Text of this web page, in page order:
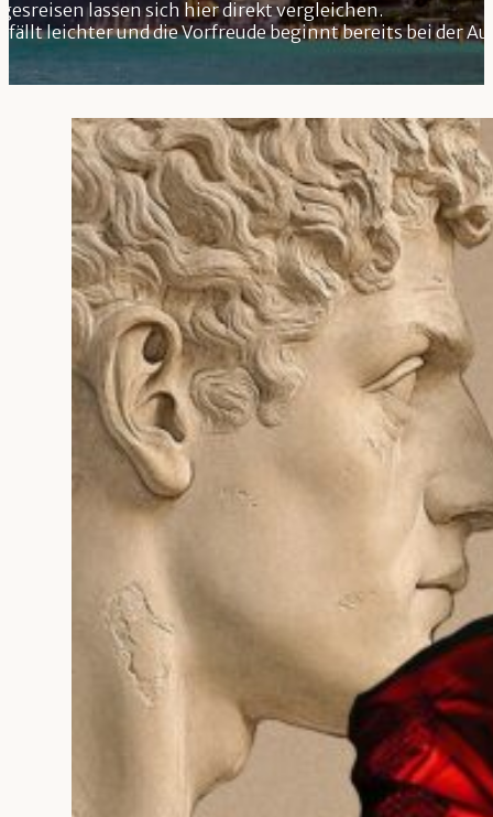
lassen sich hier direkt vergleichen.
fällt leichter und die Vorfreude beginnt bereits bei der